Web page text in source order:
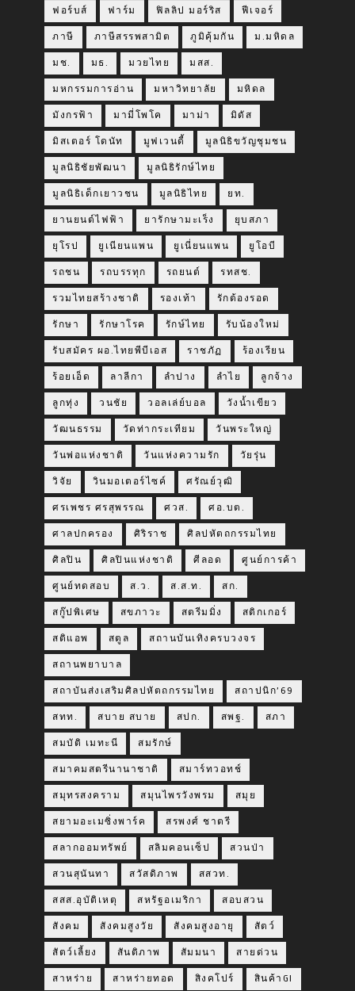
ฟอร์บส์ ฟาร์ม ฟิลลิป มอร์ริส ฟีเจอร์
ภาษี ภาษีสรรพสามิต ภูมิคุ้มกัน ม.มหิดล
มช. มธ. มวยไทย มสส.
มหกรรมการอ่าน มหาวิทยาลัย มหิดล
มังกรฟ้า มามี่โพโค มาม่า มิดัส
มิสเตอร์ โดนัท มูฟเวนดี้ มูลนิธิขวัญชุมชน
มูลนิธิชัยพัฒนา มูลนิธิรักษ์ไทย
มูลนิธิเด็กเยาวชน มูลนิธิไทย ยท.
ยานยนต์ไฟฟ้า ยารักษามะเร็ง ยุบสภา
ยุโรป ยูเนียนแพน ยูเนี่ยนแพน ยูโอบี
รถชน รถบรรทุก รถยนต์ รทสช.
รวมไทยสร้างชาติ รองเท้า รักต้องรอด
รักษา รักษาโรค รักษ์ไทย รับน้องใหม่
รับสมัคร ผอ.ไทยพีบีเอส ราชภัฏ ร้องเรียน
ร้อยเอ็ด ลาลีกา ลำปาง ลำไย ลูกจ้าง
ลูกทุ่ง วนชัย วอลเล่ย์บอล วังน้ำเขียว
วัฒนธรรม วัดท่ากระเทียม วันพระใหญ่
วันพ่อแห่งชาติ วันแห่งความรัก วัยรุ่น
วิจัย วินมอเตอร์ไซค์ ศรัณย์วุฒิ
ศรเพชร ศรสุพรรณ ศวส. ศอ.บต.
ศาลปกครอง ศิริราช ศิลปหัตถกรรมไทย
ศิลปิน ศิลปินแห่งชาติ ศีลอด ศูนย์การค้า
ศูนย์ทดสอบ ส.ว. ส.ส.ท. สก.
สกู๊ปพิเศษ สขภาวะ สตรีมมิ่ง สติกเกอร์
สติแอพ สตูล สถานบันเทิงครบวงจร
สถานพยาบาล
สถาบันส่งเสริมศิลปหัตถกรรมไทย สถาปนิก’69
สทท. สบาย สบาย สปก. สพฐ. สภา
สมบัติ เมทะนี สมรักษ์
สมาคมสตรีนานาชาติ สมาร์ทวอทช์
สมุทรสงคราม สมุนไพรวังพรม สมุย
สยามอะเมซิ่งพาร์ค สรพงศ์ ชาตรี
สลากออมทรัพย์ สลิมคอนเซ็ป สวนป่า
สวนสุนันทา สวัสดิภาพ สสวท.
สสส.อุบัติเหตุ สหรัฐอเมริกา สอบสวน
สังคม สังคมสูงวัย สังคมสูงอายุ สัตว์
สัตว์เลี้ยง สันติภาพ สัมมนา สายด่วน
สาหร่าย สาหร่ายทอด สิงคโปร์ สินค้าGI